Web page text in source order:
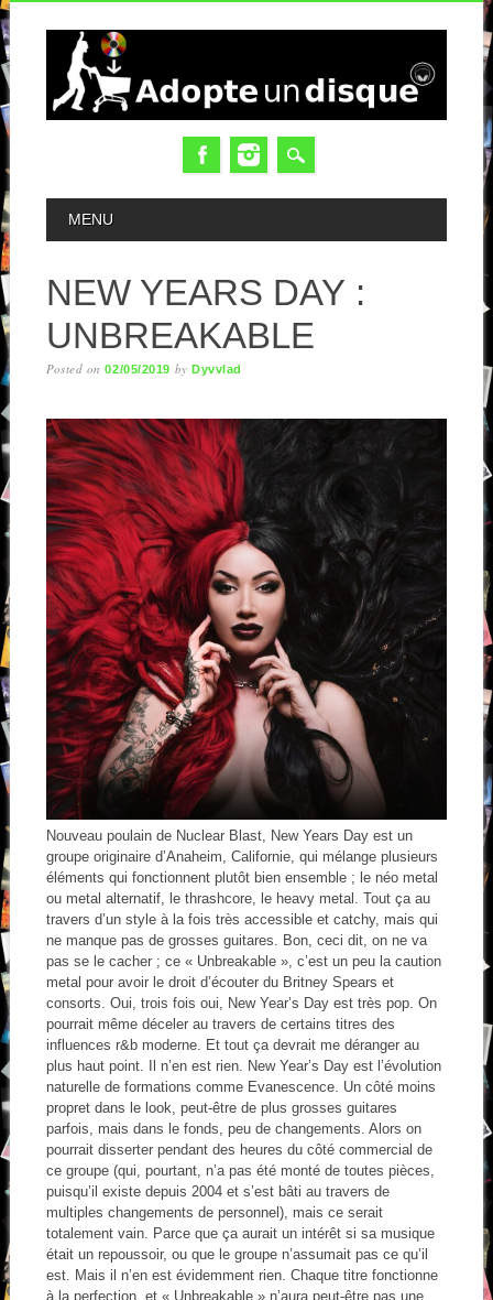
MAIN MENU
MENU
NEW YEARS DAY :
UNBREAKABLE
Posted on02/05/2019 byDyvvlad
Nouveau poulain de Nuclear Blast, New Years Day est un
groupe originaire d’Anaheim, Californie, qui mélange plusieurs
éléments qui fonctionnent plutôt bien ensemble ; le néo metal
ou metal alternatif, le thrashcore, le heavy metal. Tout ça au
travers d’un style à la fois très accessible et catchy, mais qui
ne manque pas de grosses guitares. Bon, ceci dit, on ne va
pas se le cacher ; ce « Unbreakable », c’est un peu la caution
metal pour avoir le droit d’écouter du Britney Spears et
consorts. Oui, trois fois oui, New Year’s Day est très pop. On
pourrait même déceler au travers de certains titres des
influences r&b moderne. Et tout ça devrait me déranger au
plus haut point. Il n’en est rien. New Year’s Day est l’évolution
naturelle de formations comme Evanescence. Un côté moins
propret dans le look, peut-être de plus grosses guitares
parfois, mais dans le fonds, peu de changements. Alors on
pourrait disserter pendant des heures du côté commercial de
ce groupe (qui, pourtant, n’a pas été monté de toutes pièces,
puisqu’il existe depuis 2004 et s’est bâti au travers de
multiples changements de personnel), mais ce serait
totalement vain. Parce que ça aurait un intérêt si sa musique
était un repoussoir, ou que le groupe n’assumait pas ce qu’il
est. Mais il n’en est évidemment rien. Chaque titre fonctionne
à la perfection, et « Unbreakable » n’aura peut-être pas une